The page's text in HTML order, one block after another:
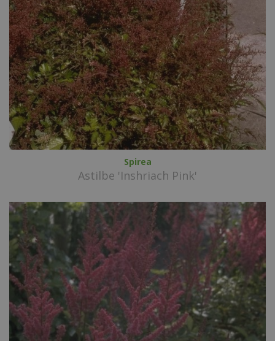
Spirea
Astilbe 'Inshriach Pink'